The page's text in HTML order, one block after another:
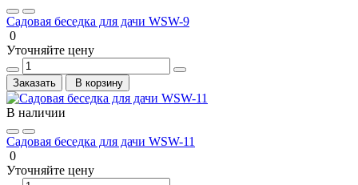
Садовая беседка для дачи WSW-9
0
Уточняйте цену
Заказать В корзину
В наличии
Садовая беседка для дачи WSW-11
0
Уточняйте цену